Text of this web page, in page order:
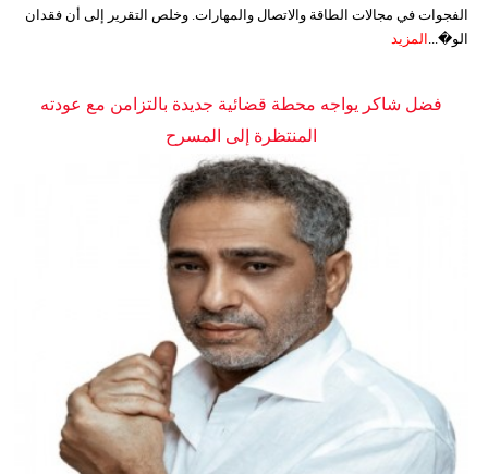
الفجوات في مجالات الطاقة والاتصال والمهارات. وخلص التقرير إلى أن فقدان
الو�...
المزيد
فضل شاكر يواجه محطة قضائية جديدة بالتزامن مع عودته
المنتظرة إلى المسرح